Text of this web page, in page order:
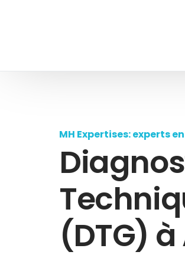
MH Expertises: experts
(DTG)